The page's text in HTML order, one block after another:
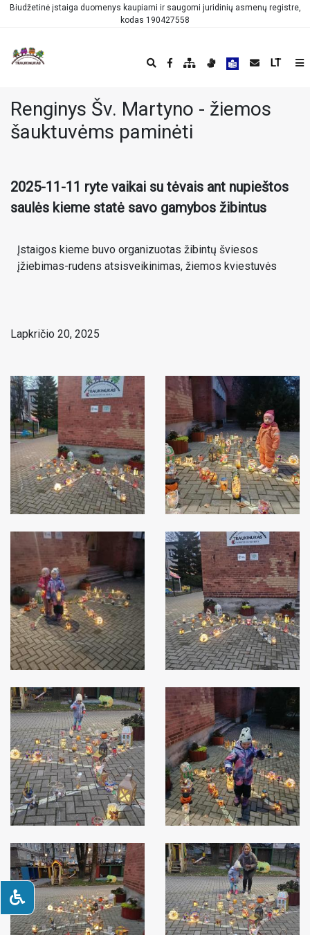
Biudžetinė įstaiga duomenys kaupiami ir saugomi juridinių asmenų registre,
kodas 190427558
LT
Renginys Šv. Martyno - žiemos
šauktuvėms paminėti
2025-11-11 ryte vaikai su tėvais ant nupieštos
saulės kieme statė savo gamybos žibintus
Įstaigos kieme buvo organizuotas žibintų šviesos
įžiebimas-rudens atsisveikinimas, žiemos kviestuvės
Lapkričio 20, 2025